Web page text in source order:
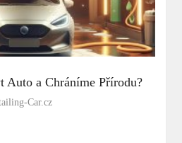
Auto a Chráníme Přírodu?
Car.cz